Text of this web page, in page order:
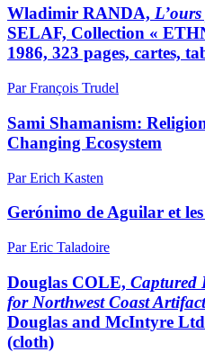
Wladimir RANDA,
SELAF, Collection «
1986, 323 pages, cartes,
Par François Trudel
Sami Shamanism:
Changing Ecosystem
Par Erich Kasten
Gerónimo de Aguilar et
Par Eric Taladoire
Douglas COLE, Captured
for Northwest Coast
Douglas and McIntyre
(cloth)